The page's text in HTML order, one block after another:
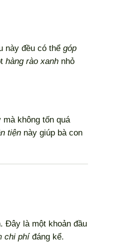
này đều có thể góp
hàng rào xanh nhỏ
không tốn quá
tiện này giúp bà con
Đây là một khoản đầu
chi phíđáng kể.